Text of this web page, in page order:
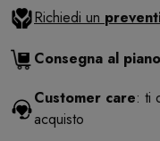
Richiedi un
Consegna al
Customer care: ti
acquisto